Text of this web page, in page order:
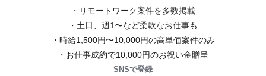
・リモートワーク案件を多数掲載
・土日、週1〜など柔軟なお仕事も
・時給1,500円〜10,000円の高単価案件のみ
・お仕事成約で10,000円のお祝い金贈呈
SNSで登録